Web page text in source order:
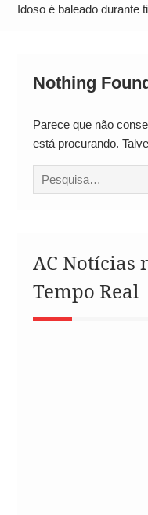
Operação Ágio:
Idoso é baleado durante
Nothing
Parece que não
está procurando.
Procurar
por:
AC Notícias
Tempo Real